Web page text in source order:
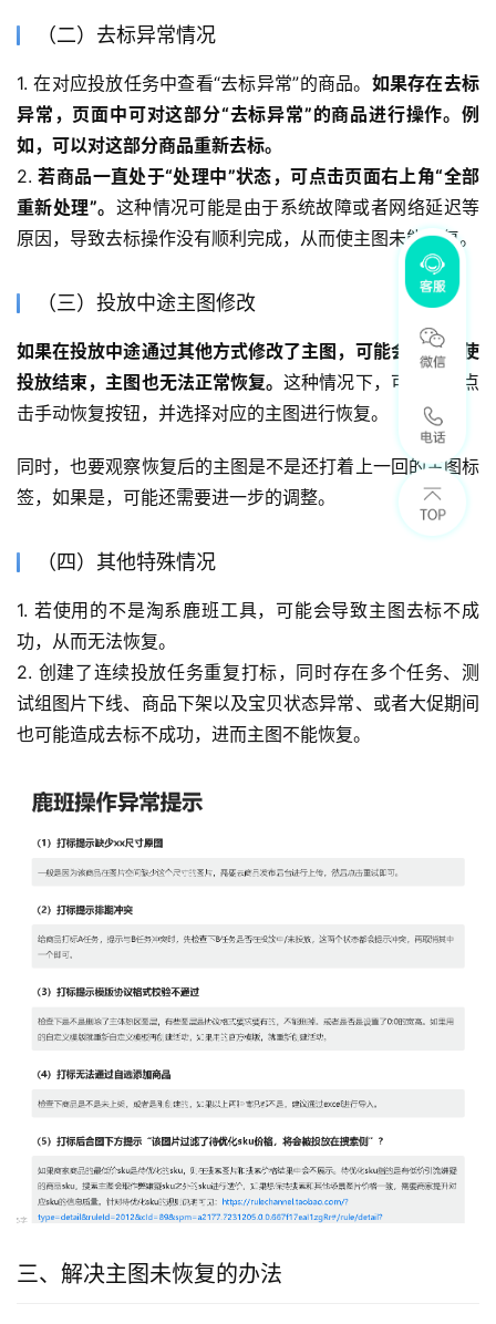
（二）去标异常情况
1. 在对应投放任务中查看“去标异常”的商品。 如果存在去标
异常，页面中可对这部分“去标异常”的商品进行操作。例
如，可以对这部分商品重新去标。
2. 若商品一直处于“处理中”状态，可点击页面右上角“全部
重新处理”。 这种情况可能是由于系统故障或者网络延迟等
原因，导致去标操作没有顺利完成，从而使主图未能恢复。
（三）投放中途主图修改
如果在投放中途通过其他方式修改了主图，可能会导致即使
投放结束，主图也无法正常恢复。这种情况下，可能需要点
击手动恢复按钮，并选择对应的主图进行恢复。
同时，也要观察恢复后的主图是不是还打着上一回的主图标
签，如果是，可能还需要进一步的调整。
（四）其他特殊情况
1. 若使用的不是淘系鹿班工具，可能会导致主图去标不成
功，从而无法恢复。
2. 创建了连续投放任务重复打标，同时存在多个任务、测
试组图片下线、商品下架以及宝贝状态异常、或者大促期间
也可能造成去标不成功，进而主图不能恢复。
三、解决主图未恢复的办法